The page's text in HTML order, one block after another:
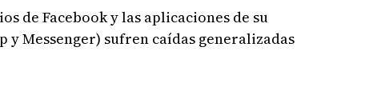
de Facebook y las aplicaciones de su
y Messenger) sufren caídas generalizadas